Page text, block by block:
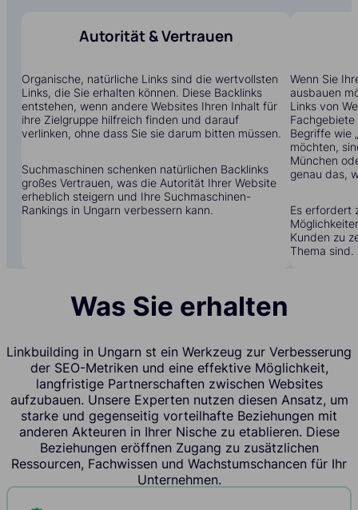
Autorität & Vertrauen
Organische, natürliche Links sind die wertvollsten
Links, die Sie erhalten können. Diese Backlinks
entstehen, wenn andere Websites Ihren Inhalt für
ihre Zielgruppe hilfreich finden und darauf
verlinken, ohne dass Sie sie darum bitten müssen.
Suchmaschinen schenken natürlichen Backlinks
großes Vertrauen, was die Autorität Ihrer Website
erheblich steigern und Ihre Suchmaschinen-
Rankings in Ungarn verbessern kann.
Wenn Sie
ausbauen
Links von
Fachgebiete
Begriffe wie
möchten,
München
genau das,
Es erfordert
Kunden zu
Thema sind.
Was Sie erhalten
Linkbuilding in Ungarn st ein Werkzeug zur Verbesserung
der SEO-Metriken und eine effektive Möglichkeit,
langfristige Partnerschaften zwischen Websites
aufzubauen. Unsere Experten nutzen diesen Ansatz, um
starke und gegenseitig vorteilhafte Beziehungen mit
anderen Akteuren in Ihrer Nische zu etablieren. Diese
Beziehungen eröffnen Zugang zu zusätzlichen
Ressourcen, Fachwissen und Wachstumschancen für Ihr
Unternehmen.